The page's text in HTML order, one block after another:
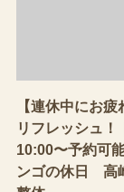
【連休中にお
リフレッシュ！
10:00〜予約可
ンゴの休日 高